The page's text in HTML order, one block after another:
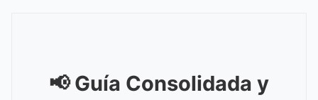
📢 Guía Consolidada y